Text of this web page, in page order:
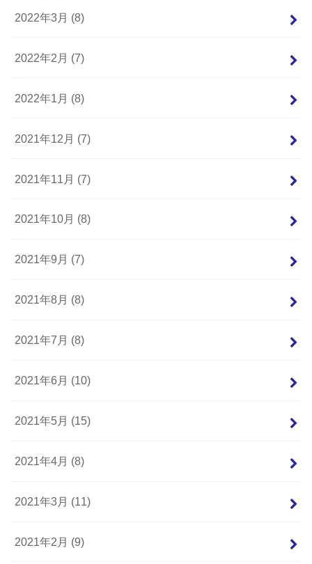
2022年3月 (8)
2022年2月 (7)
2022年1月 (8)
2021年12月 (7)
2021年11月 (7)
2021年10月 (8)
2021年9月 (7)
2021年8月 (8)
2021年7月 (8)
2021年6月 (10)
2021年5月 (15)
2021年4月 (8)
2021年3月 (11)
2021年2月 (9)